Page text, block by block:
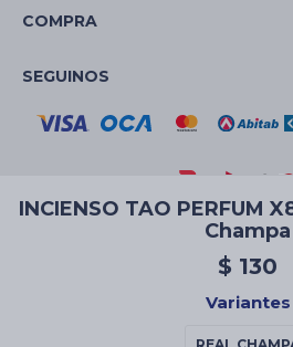
INCIENSO TAO PERFUM
Champa
$ 130
Variantes
COMPRA
SEGUINOS
© Copyright 2026 / La Casa de las Velas